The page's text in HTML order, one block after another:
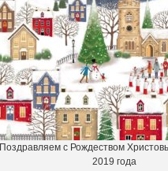
Поздравляем с Рождеством
2019 года